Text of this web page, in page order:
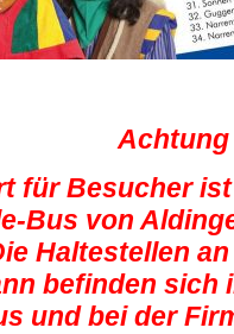
für Besucher
Bus von
Haltestellen
befinden sich
und bei der